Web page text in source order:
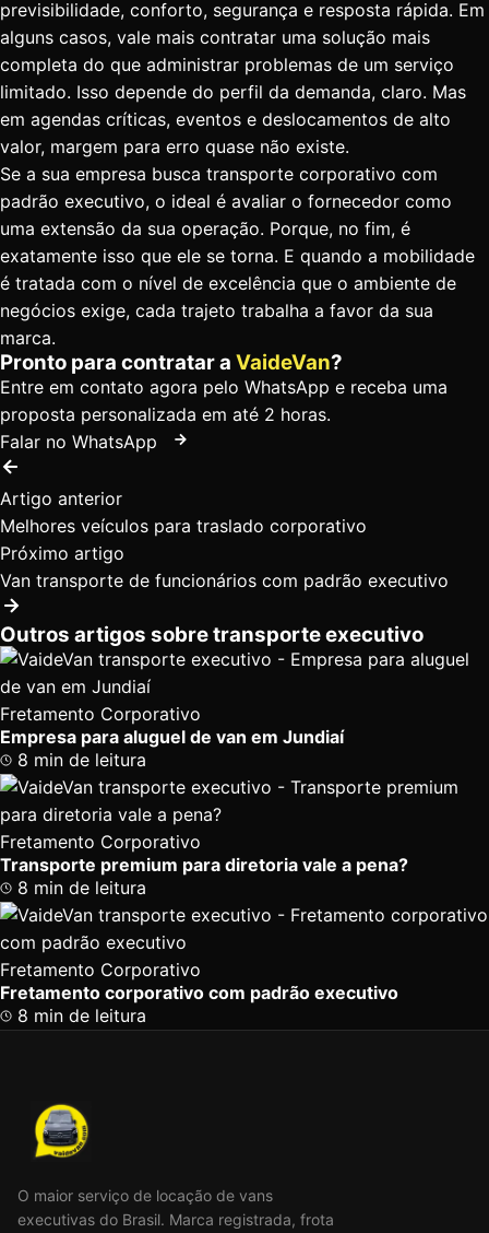
previsibilidade, conforto, segurança e resposta rápida. Em
alguns casos, vale mais contratar uma solução mais
completa do que administrar problemas de um serviço
limitado. Isso depende do perfil da demanda, claro. Mas
em agendas críticas, eventos e deslocamentos de alto
valor, margem para erro quase não existe.
Se a sua empresa busca transporte corporativo com
padrão executivo, o ideal é avaliar o fornecedor como
uma extensão da sua operação. Porque, no fim, é
exatamente isso que ele se torna. E quando a mobilidade
é tratada com o nível de excelência que o ambiente de
negócios exige, cada trajeto trabalha a favor da sua
marca.
Pronto para contratar a VaideVan?
Entre em contato agora pelo WhatsApp e receba uma
proposta personalizada em até 2 horas.
Falar no WhatsApp
Artigo anterior
Melhores veículos para traslado corporativo
Próximo artigo
Van transporte de funcionários com padrão executivo
Outros artigos sobre transporte executivo
Fretamento Corporativo
Empresa para aluguel de van em Jundiaí
8 min de leitura
Fretamento Corporativo
Transporte premium para diretoria vale a pena?
8 min de leitura
Fretamento Corporativo
Fretamento corporativo com padrão executivo
8 min de leitura
O maior serviço de locação de vans
executivas do Brasil. Marca registrada, frota